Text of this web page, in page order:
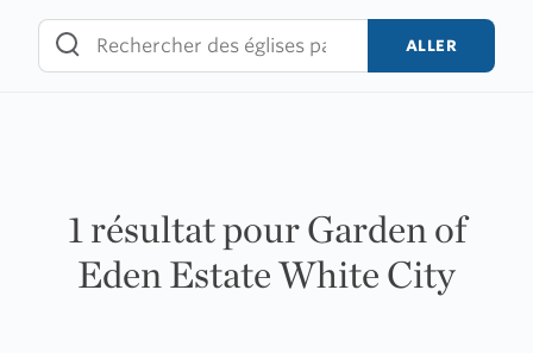
content
ALLER
1 résultat pour Garden of
Eden Estate White City